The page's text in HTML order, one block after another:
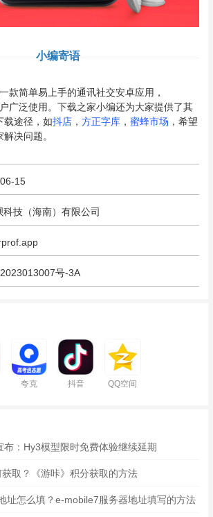
小编寄语
简单易上手的通讯社交安卓应用，
广泛使用。下载之家小编还为大家提供了其
载途径，如抖店， 方正字库， 蜜蜂市场 ，希望
决问题。
15
技（海南）有限公司
号-3A
夸克 抖音 QQ空间
布：Hy3模型限时免费体验继续延期
获取？《游咔》积分获取的方法
址怎么填？e-mobile7服务器地址填写的方法